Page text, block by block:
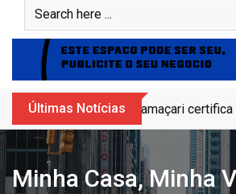
Últimas Notícias Camaçari
Minha Casa, Minha